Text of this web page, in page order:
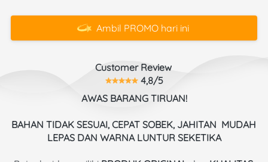
` Ambil PROMO hari ini
Customer Review
4,8/5
AWAS BARANG TIRUAN!
BAHAN TIDAK SESUAI, CEPAT SOBEK, JAHITAN  MUDAH
LEPAS DAN WARNA LUNTUR SEKETIKA